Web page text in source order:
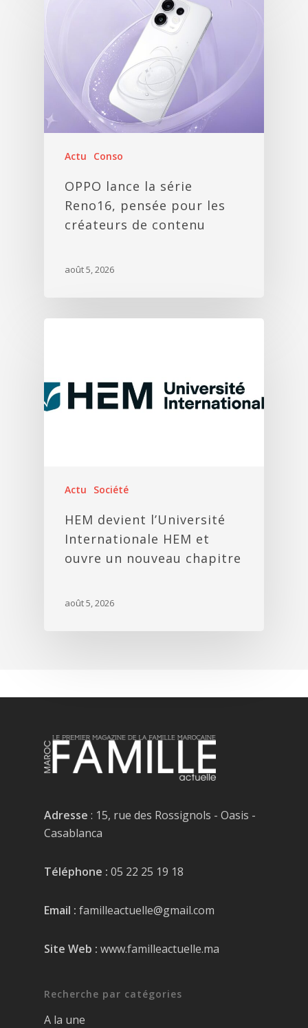
Actu Conso
OPPO lance la série
Reno16, pensée pour les
créateurs de contenu
août 5, 2026
Actu Société
HEM devient l’Université
Internationale HEM et
ouvre un nouveau chapitre
août 5, 2026
Adresse : 15, rue des Rossignols - Oasis -
Casablanca
Téléphone : 05 22 25 19 18
Email : familleactuelle@gmail.com
Site Web : www.familleactuelle.ma
Recherche par catégories
A la une